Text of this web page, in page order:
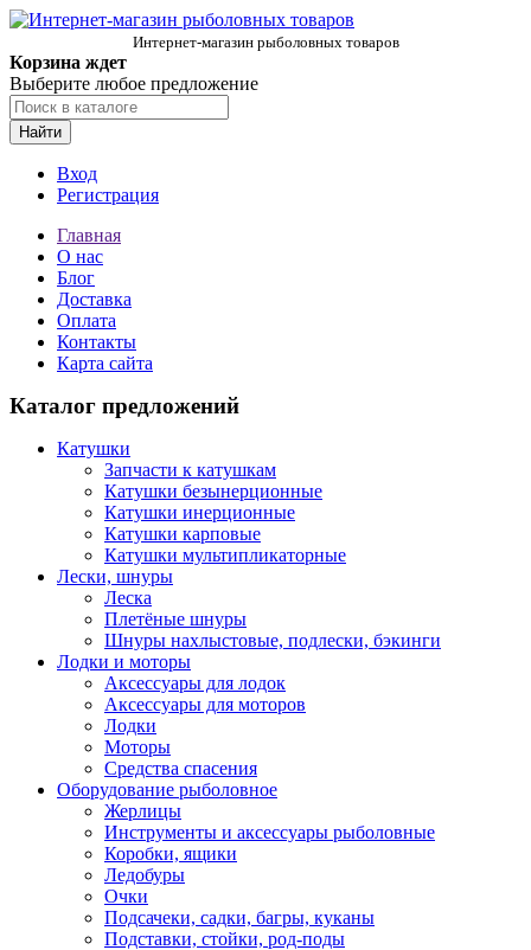
Интернет-магазин рыболовных товаров
Корзина ждет
Выберите любое предложение
Найти
Вход
Регистрация
Главная
О нас
Блог
Доставка
Оплата
Контакты
Карта сайта
Каталог предложений
Катушки
Запчасти к катушкам
Катушки безынерционные
Катушки инерционные
Катушки карповые
Катушки мультипликаторные
Лески, шнуры
Леска
Плетёные шнуры
Шнуры нахлыстовые, подлески, бэкинги
Лодки и моторы
Аксессуары для лодок
Аксессуары для моторов
Лодки
Моторы
Средства спасения
Оборудование рыболовное
Жерлицы
Инструменты и аксессуары рыболовные
Коробки, ящики
Ледобуры
Очки
Подсачеки, садки, багры, куканы
Подставки, стойки, род-поды